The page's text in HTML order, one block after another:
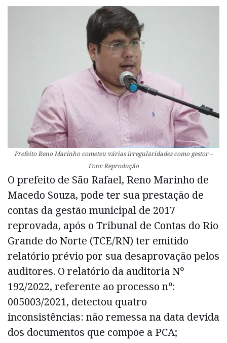
Prefeito Reno Marinho cometeu várias irregularidades como gestor –
Foto: Reprodução
O prefeito de São Rafael, Reno Marinho de
Macedo Souza, pode ter sua prestação de
contas da gestão municipal de 2017
reprovada, após o Tribunal de Contas do Rio
Grande do Norte (TCE/RN) ter emitido
relatório prévio por sua desaprovação pelos
auditores. O relatório da auditoria Nº
192/2022, referente ao processo nº:
005003/2021, detectou quatro
inconsistências: não remessa na data devida
dos documentos que compõe a PCA;